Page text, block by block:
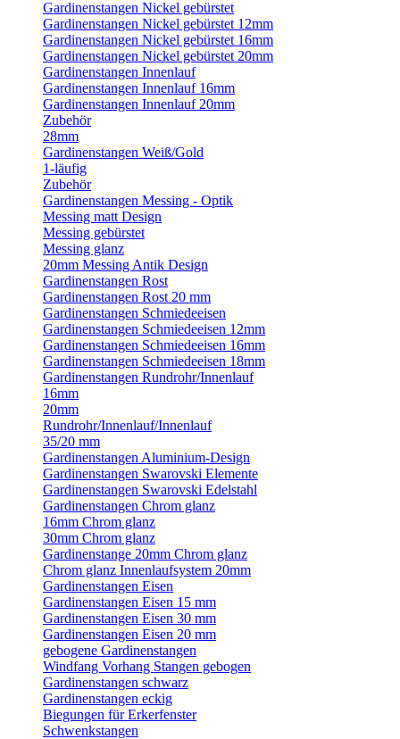
Gardinenstangen Nickel gebürstet
Gardinenstangen Nickel gebürstet 12mm
Gardinenstangen Nickel gebürstet 16mm
Gardinenstangen Nickel gebürstet 20mm
Gardinenstangen Innenlauf
Gardinenstangen Innenlauf 16mm
Gardinenstangen Innenlauf 20mm
Zubehör
28mm
Gardinenstangen Weiß/Gold
1-läufig
Zubehör
Gardinenstangen Messing - Optik
Messing matt Design
Messing gebürstet
Messing glanz
20mm Messing Antik Design
Gardinenstangen Rost
Gardinenstangen Rost 20 mm
Gardinenstangen Schmiedeeisen
Gardinenstangen Schmiedeeisen 12mm
Gardinenstangen Schmiedeeisen 16mm
Gardinenstangen Schmiedeeisen 18mm
Gardinenstangen Rundrohr/Innenlauf
16mm
20mm
Rundrohr/Innenlauf/Innenlauf
35/20 mm
Gardinenstangen Aluminium-Design
Gardinenstangen Swarovski Elemente
Gardinenstangen Swarovski Edelstahl
Gardinenstangen Chrom glanz
16mm Chrom glanz
30mm Chrom glanz
Gardinenstange 20mm Chrom glanz
Chrom glanz Innenlaufsystem 20mm
Gardinenstangen Eisen
Gardinenstangen Eisen 15 mm
Gardinenstangen Eisen 30 mm
Gardinenstangen Eisen 20 mm
gebogene Gardinenstangen
Windfang Vorhang Stangen gebogen
Gardinenstangen schwarz
Gardinenstangen eckig
Biegungen für Erkerfenster
Schwenkstangen